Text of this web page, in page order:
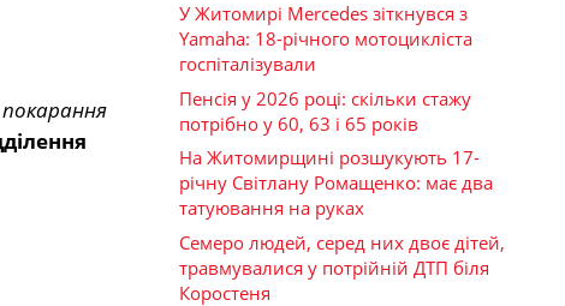
У Житомирі Mercedes зіткнувся з
Yamaha: 18-річного мотоцикліста
госпіталізували
Пенсія у 2026 році: скільки стажу
потрібно у 60, 63 і 65 років
На Житомирщині розшукують 17-
річну Світлану Ромащенко: має два
татуювання на руках
Семеро людей, серед них двоє дітей,
травмувалися у потрійній ДТП біля
Коростеня